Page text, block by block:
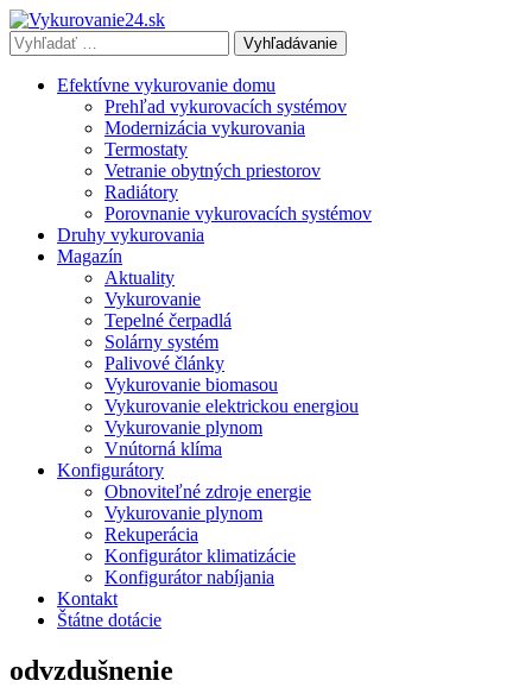
Vyhľadávať
výraz:
Efektívne vykurovanie domu
Prehľad vykurovacích systémov
Modernizácia vykurovania
Termostaty
Vetranie obytných priestorov
Radiátory
Porovnanie vykurovacích systémov
Druhy vykurovania
Magazín
Aktuality
Vykurovanie
Tepelné čerpadlá
Solárny systém
Palivové články
Vykurovanie biomasou
Vykurovanie elektrickou energiou
Vykurovanie plynom
Vnútorná klíma
Konfigurátory
Obnoviteľné zdroje energie
Vykurovanie plynom
Rekuperácia
Konfigurátor klimatizácie
Konfigurátor nabíjania
Kontakt
Štátne dotácie
odvzdušnenie